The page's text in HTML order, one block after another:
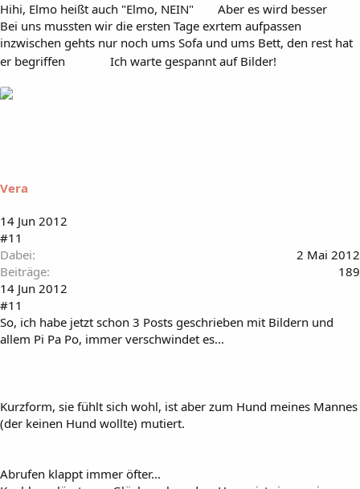
Hihi, Elmo heißt auch "Elmo, NEIN"
Aber es wird besser
Bei uns mussten wir die ersten Tage exrtem aufpassen
inzwischen gehts nur noch ums Sofa und ums Bett, den rest hat
er begriffen
Ich warte gespannt auf Bilder!
Vera
14 Jun 2012
#11
Dabei
2 Mai 2012
Beiträge
189
14 Jun 2012
#11
So, ich habe jetzt schon 3 Posts geschrieben mit Bildern und
allem Pi Pa Po, immer verschwindet es...
Kurzform, sie fühlt sich wohl, ist aber zum Hund meines Mannes
(der keinen Hund wollte) mutiert.
Abrufen klappt immer öfter...